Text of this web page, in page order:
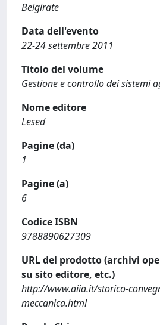
Belgirate
Data dell'evento
22-24 settembre 2011
Titolo del volume
Gestione e controllo dei sistemi
Nome editore
Lesed
Pagine (da)
1
Pagine (a)
6
Codice ISBN
9788890627309
URL del prodotto (archivi
su sito editore, etc.)
http://www.aiia.it/storico-
meccanica.html